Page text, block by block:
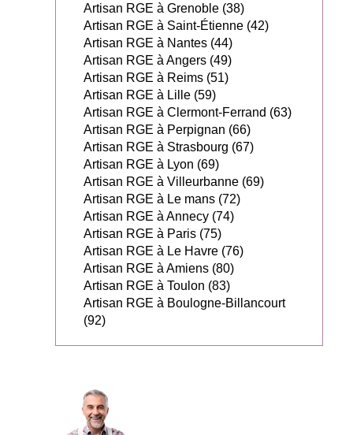
Artisan RGE à Grenoble (38)
Artisan RGE à Saint-Étienne (42)
Artisan RGE à Nantes (44)
Artisan RGE à Angers (49)
Artisan RGE à Reims (51)
Artisan RGE à Lille (59)
Artisan RGE à Clermont-Ferrand (63)
Artisan RGE à Perpignan (66)
Artisan RGE à Strasbourg (67)
Artisan RGE à Lyon (69)
Artisan RGE à Villeurbanne (69)
Artisan RGE à Le mans (72)
Artisan RGE à Annecy (74)
Artisan RGE à Paris (75)
Artisan RGE à Le Havre (76)
Artisan RGE à Amiens (80)
Artisan RGE à Toulon (83)
Artisan RGE à Boulogne-Billancourt
(92)